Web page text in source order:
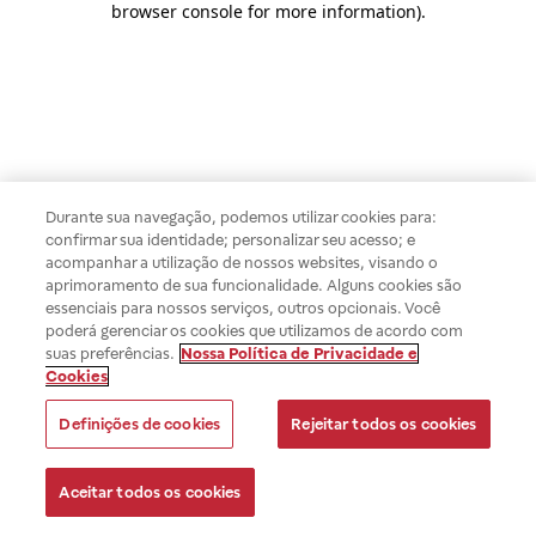
browser console for more information).
Durante sua navegação, podemos utilizar cookies para:
confirmar sua identidade; personalizar seu acesso; e
acompanhar a utilização de nossos websites, visando o
aprimoramento de sua funcionalidade. Alguns cookies são
essenciais para nossos serviços, outros opcionais. Você
poderá gerenciar os cookies que utilizamos de acordo com
suas preferências. Nossa Política de Privacidade e
Cookies
Definições de cookies Rejeitar todos os cookies
Aceitar todos os cookies